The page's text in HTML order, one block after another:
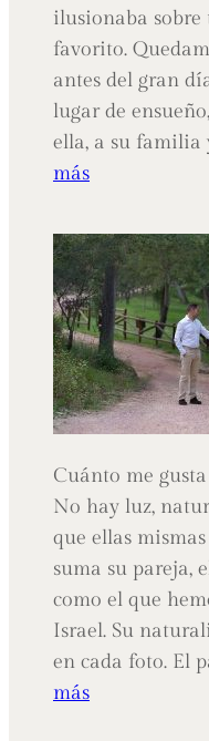
ilusionaba sobre
favorito.
antes del gran
lugar de
ella, a su familia
más:
Belleza
y
personalidad.
Cuánto me
No hay luz,
que ellas
suma su pareja,
como el que
Israel. Su
en cada foto. El
más: